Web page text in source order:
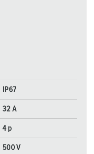
IP67
32 A
4 p
500 V